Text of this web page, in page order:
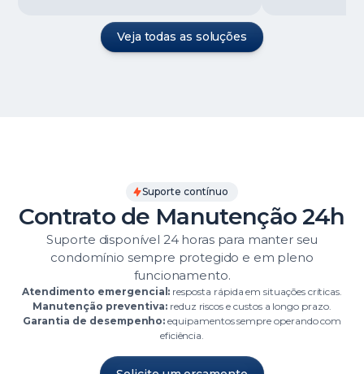
Veja todas as soluções
Suporte contínuo
Contrato de Manutenção 24h
Suporte disponível 24 horas para manter seu
condomínio sempre protegido e em pleno
funcionamento.
Atendimento emergencial: resposta rápida em situações críticas.
Manutenção preventiva:reduz riscos e custos a longo prazo.
Garantia de desempenho: equipamentos sempre operando com
eficiência.